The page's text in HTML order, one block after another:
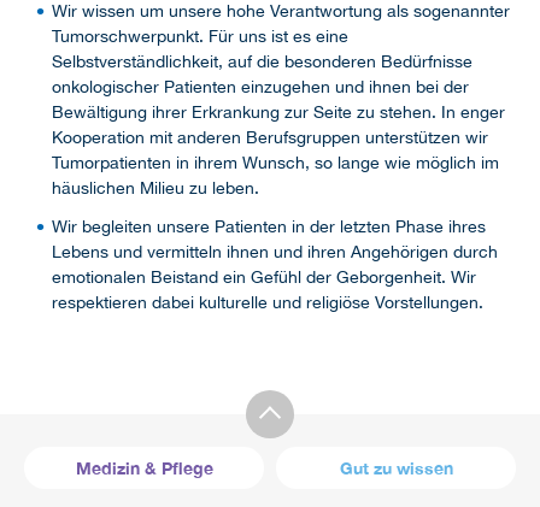
Wir wissen um unsere hohe Verantwortung als sogenannter
Tumorschwerpunkt. Für uns ist es eine
Selbstverständlichkeit, auf die besonderen Bedürfnisse
onkologischer Patienten einzugehen und ihnen bei der
Bewältigung ihrer Erkrankung zur Seite zu stehen. In enger
Kooperation mit anderen Berufsgruppen unterstützen wir
Tumorpatienten in ihrem Wunsch, so lange wie möglich im
häuslichen Milieu zu leben.
Wir begleiten unsere Patienten in der letzten Phase ihres
Lebens und vermitteln ihnen und ihren Angehörigen durch
emotionalen Beistand ein Gefühl der Geborgenheit. Wir
respektieren dabei kulturelle und religiöse Vorstellungen.
Medizin & Pflege Gut zu wissen